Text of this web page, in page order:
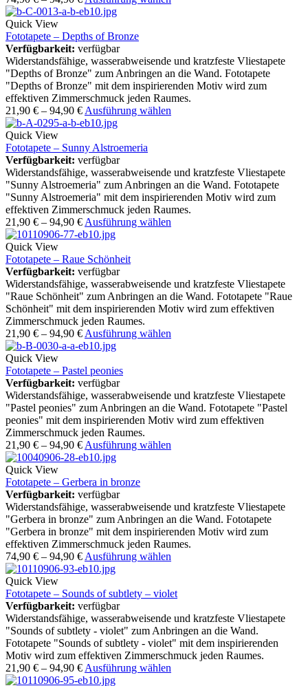
Quick View
Fototapete – Depths of Bronze
Verfügbarkeit: verfügbar
Widerstandsfähige, wasserabweisende und kratzfeste Vliestapete
"Depths of Bronze" zum Anbringen an die Wand. Fototapete
"Depths of Bronze" mit dem inspirierenden Motiv wird zum
effektiven Zimmerschmuck jeden Raumes.
21,90 € – 94,90 € Ausführung wählen
Quick View
Fototapete – Sunny Alstroemeria
Verfügbarkeit: verfügbar
Widerstandsfähige, wasserabweisende und kratzfeste Vliestapete
"Sunny Alstroemeria" zum Anbringen an die Wand. Fototapete
"Sunny Alstroemeria" mit dem inspirierenden Motiv wird zum
effektiven Zimmerschmuck jeden Raumes.
21,90 € – 94,90 € Ausführung wählen
Quick View
Fototapete – Raue Schönheit
Verfügbarkeit: verfügbar
Widerstandsfähige, wasserabweisende und kratzfeste Vliestapete
"Raue Schönheit" zum Anbringen an die Wand. Fototapete "Raue
Schönheit" mit dem inspirierenden Motiv wird zum effektiven
Zimmerschmuck jeden Raumes.
21,90 € – 94,90 € Ausführung wählen
Quick View
Fototapete – Pastel peonies
Verfügbarkeit: verfügbar
Widerstandsfähige, wasserabweisende und kratzfeste Vliestapete
"Pastel peonies" zum Anbringen an die Wand. Fototapete "Pastel
peonies" mit dem inspirierenden Motiv wird zum effektiven
Zimmerschmuck jeden Raumes.
21,90 € – 94,90 € Ausführung wählen
Quick View
Fototapete – Gerbera in bronze
Verfügbarkeit: verfügbar
Widerstandsfähige, wasserabweisende und kratzfeste Vliestapete
"Gerbera in bronze" zum Anbringen an die Wand. Fototapete
"Gerbera in bronze" mit dem inspirierenden Motiv wird zum
effektiven Zimmerschmuck jeden Raumes.
74,90 € – 94,90 € Ausführung wählen
Quick View
Fototapete – Sounds of subtlety – violet
Verfügbarkeit: verfügbar
Widerstandsfähige, wasserabweisende und kratzfeste Vliestapete
"Sounds of subtlety - violet" zum Anbringen an die Wand.
Fototapete "Sounds of subtlety - violet" mit dem inspirierenden
Motiv wird zum effektiven Zimmerschmuck jeden Raumes.
21,90 € – 94,90 € Ausführung wählen